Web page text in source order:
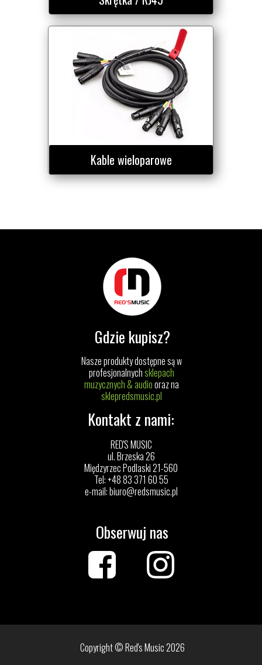
Kable wieloparowe
Copyright © Red's Music 2026
Nasze produkty dostępne są w
profesjonalnychsklepach
muzycznych & audiooraz na
sklepredsmusic.pl
Obserwuj nas
Gdzie kupisz?
Kontakt z nami:
RED'S MUSIC
ul. Brzeska 26
Międzyrzec Podlaski 21-560
Tel: +48 83 371 60 55
e-mail:biuro@redsmusic.pl